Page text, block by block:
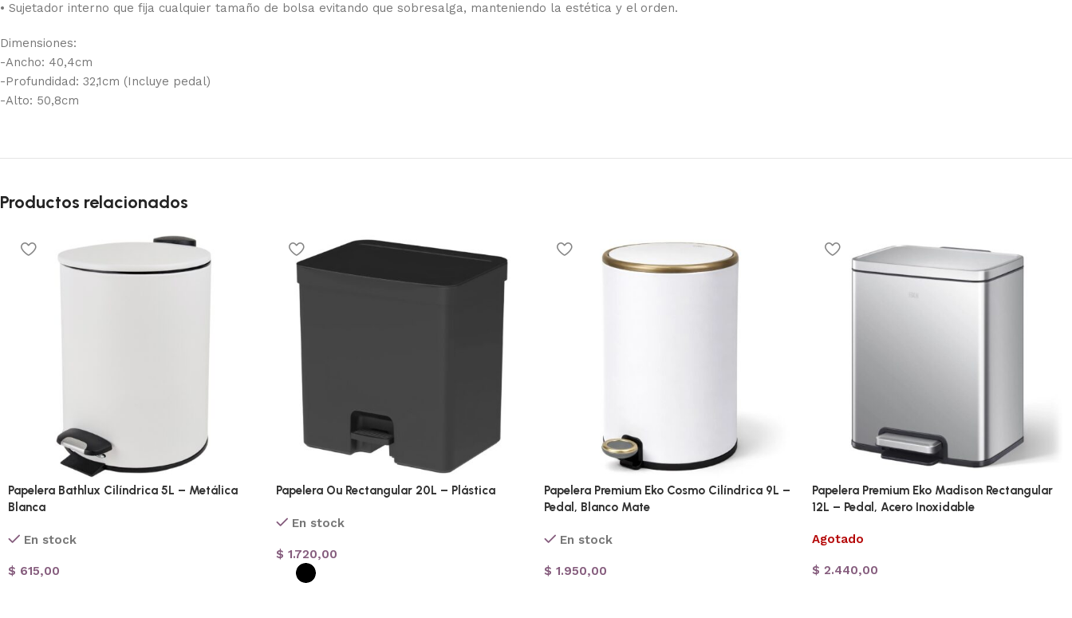
• Sujetador interno que fija cualquier tamaño de bolsa evitando que sobresalga, manteniendo la estética y el orden.
Dimensiones:
-Ancho: 40,4cm
-Profundidad: 32,1cm (Incluye pedal)
-Alto: 50,8cm
Productos relacionados
Papelera Bathlux Cilíndrica 5L – Metálica
Blanca
En stock
$ 615,00
Papelera Ou Rectangular 20L – Plástica
En stock
$ 1.720,00
Papelera Premium Eko Cosmo Cilíndrica 9L –
Pedal, Blanco Mate
En stock
$ 1.950,00
Papelera Premium Eko Madison Rectangular
12L – Pedal, Acero Inoxidable
Agotado
$ 2.440,00